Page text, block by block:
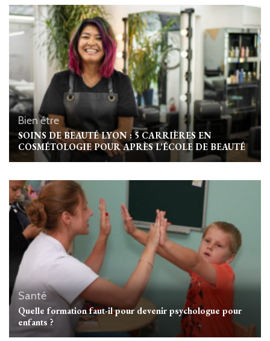
Bien étre
SOINS DE BEAUTÉ LYON : 5 CARRIÈRES EN
COSMÉTOLOGIE POUR APRÈS L’ÉCOLE DE BEAUTÉ
Santé
Quelle formation faut-il pour devenir psychologue pour
enfants ?